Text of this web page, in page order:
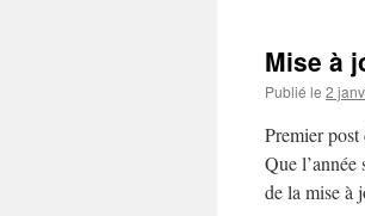
Mise à
Publié le 2
Premier post
Que
de la mise